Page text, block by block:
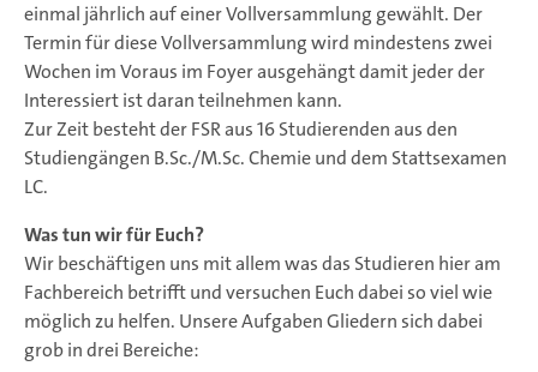
einmal jährlich auf einer Vollversammlung gewählt. Der
Termin für diese Vollversammlung wird mindestens zwei
Wochen im Voraus im Foyer ausgehängt damit jeder der
Interessiert ist daran teilnehmen kann.
Zur Zeit besteht der FSR aus 16 Studierenden aus den
Studiengängen B.Sc./M.Sc. Chemie und dem Stattsexamen
LC.
Was tun wir für Euch?
Wir beschäftigen uns mit allem was das Studieren hier am
Fachbereich betrifft und versuchen Euch dabei so viel wie
möglich zu helfen. Unsere Aufgaben Gliedern sich dabei
grob in drei Bereiche: